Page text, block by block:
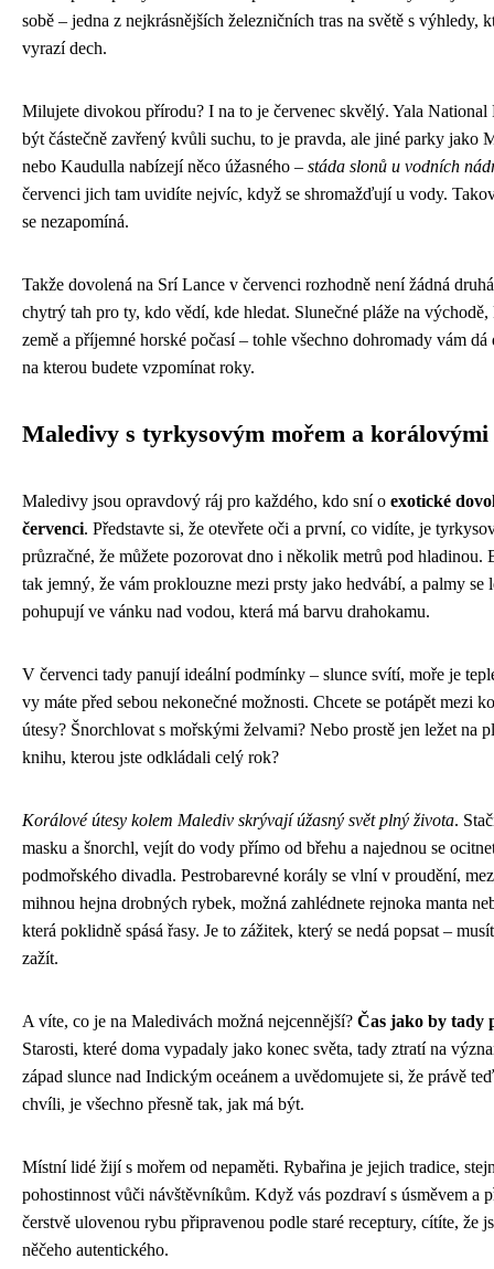
sobě – jedna z nejkrásnějších železničních tras na světě s výhledy,
vyrazí dech.
Milujete divokou přírodu? I na to je červenec skvělý. Yala National
být částečně zavřený kvůli suchu, to je pravda, ale jiné parky jako
nebo Kaudulla nabízejí něco úžasného – stáda slonů u vodních
červenci jich tam uvidíte nejvíc, když se shromažďují u vody.
se nezapomíná.
Takže dovolená na Srí Lance v červenci rozhodně není žádná
chytrý tah pro ty, kdo vědí, kde hledat. Slunečné pláže na
země a příjemné horské počasí – tohle všechno dohromady vám
na kterou budete vzpomínat roky.
Maledivy s tyrkysovým mořem a korálovými
Maledivy jsou opravdový ráj pro každého, kdo sní o exotické
červenci. Představte si, že otevřete oči a první, co vidíte, je
průzračné, že můžete pozorovat dno i několik metrů pod hladinou.
tak jemný, že vám proklouzne mezi prsty jako hedvábí, a palmy se
pohupují ve vánku nad vodou, která má barvu drahokamu.
V červenci tady panují ideální podmínky – slunce svítí, moře je
vy máte před sebou nekonečné možnosti. Chcete se potápět mezi
útesy? Šnorchlovat s mořskými želvami? Nebo prostě jen ležet na
knihu, kterou jste odkládali celý rok?
Korálové útesy kolem Malediv skrývají úžasný svět plný života.
masku a šnorchl, vejít do vody přímo od břehu a najednou se
podmořského divadla. Pestrobarevné korály se vlní v proudění,
mihnou hejna drobných rybek, možná zahlédnete rejnoka manta
která poklidně spásá řasy. Je to zážitek, který se nedá popsat –
zažít.
A víte, co je na Maledivách možná nejcennější? Čas jako by tady
Starosti, které doma vypadaly jako konec světa, tady ztratí na
západ slunce nad Indickým oceánem a uvědomujete si, že právě
chvíli, je všechno přesně tak, jak má být.
Místní lidé žijí s mořem od nepaměti. Rybařina je jejich tradice,
pohostinnost vůči návštěvníkům. Když vás pozdraví s úsměvem a
čerstvě ulovenou rybu připravenou podle staré receptury, cítíte, že
něčeho autentického.